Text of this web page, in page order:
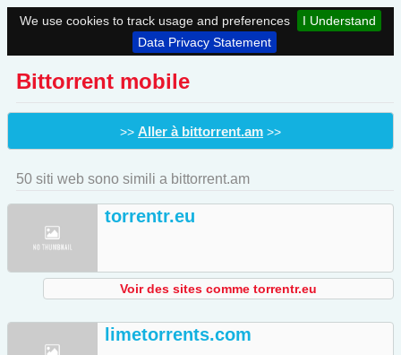
We use cookies to track usage and preferences
I Understand
Data Privacy Statement
Bittorrent mobile
>> Aller à bittorrent.am >>
50 siti web sono simili a bittorrent.am
torrentr.eu
Voir des sites comme torrentr.eu
limetorrents.com